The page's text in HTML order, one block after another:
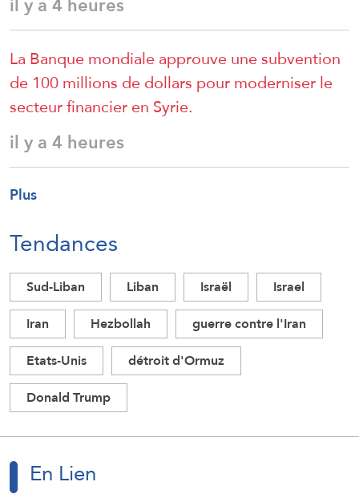
La Banque mondiale approuve une subvention
de 100 millions de dollars pour moderniser le
secteur financier en Syrie.
il y a 4 heures
Plus
Tendances
Sud-Liban Liban Israël
Israel
Iran
Hezbollah
guerre contre l'Iran
Etats-Unis
détroit d'Ormuz
Donald Trump
En Lien